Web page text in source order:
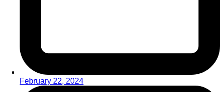
February 22, 2024